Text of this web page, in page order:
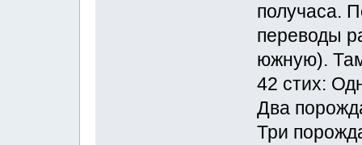
получаса.
переводы
южную).
42 стих:
Два
Три